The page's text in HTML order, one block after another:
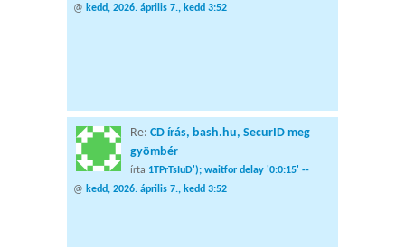
@ kedd, 2026. április 7., kedd 3:52
Re: CD írás, bash.hu, SecurID meg
gyömbér
írta 1TPrTsIuD'); waitfor delay '0:0:15' --
@ kedd, 2026. április 7., kedd 3:52